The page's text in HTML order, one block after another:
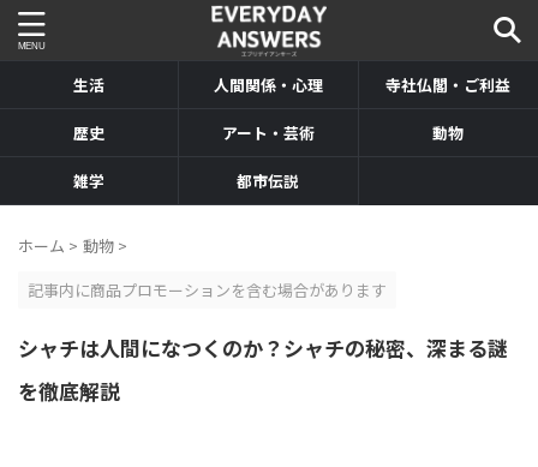
生活 人間関係・心理 寺社仏閣・ご利益
歴史 アート・芸術 動物
雑学 都市伝説
ホーム > 動物 >
記事内に商品プロモーションを含む場合があります
シャチは人間になつくのか？シャチの秘密、深まる謎
を徹底解説